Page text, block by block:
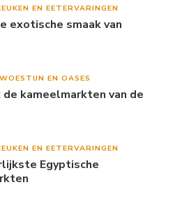
EN EETERVARINGEN
exotische smaak van
EN OASES
kameelmarkten van de
EN EETERVARINGEN
Egyptische